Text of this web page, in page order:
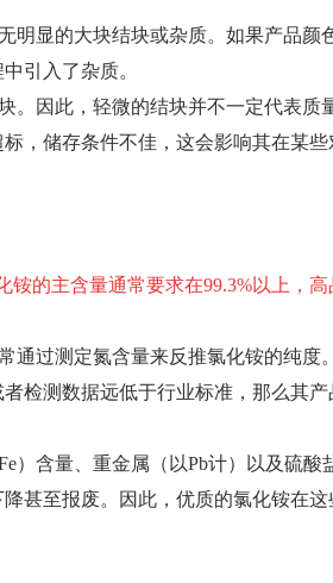
显的大块结块或杂质。如果产品颜
引入了杂质。
。因此，轻微的结块并不一定代表质
，储存条件不佳，这会影响其在某
的主含量通常要求在99.3%以上，
过测定氮含量来反推氯化铵的纯度
检测数据远低于行业标准，那么其
含量、重金属（以Pb计）以及硫酸
甚至报废。因此，优质的氯化铵在